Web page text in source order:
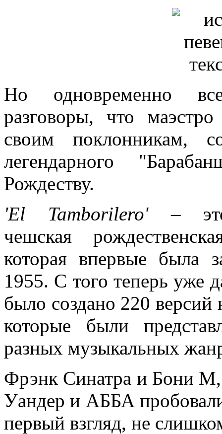
Но одновременно
разговоры, что
своим поклонникам,
легендарного
Рождеству.
'El Tamborilero'– это
чешская
которая впервые была
1955. С того теперь уже
было создано 220 версий
которые были
разных музыкальных
Фрэнк Синатра и Бони
Уандер и АББА
первый взгляд, не